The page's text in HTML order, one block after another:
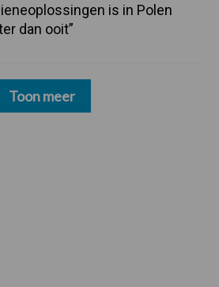
is in Polen
dan ooit”
Toon meer